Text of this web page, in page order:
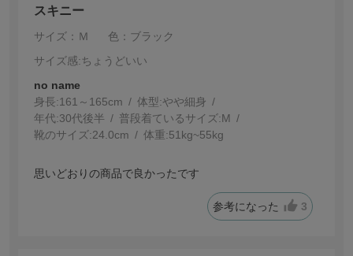
スキニー
サイズ：Ｍ
色：ブラック
サイズ感:ちょうどいい
no name
身長:161～165cm 体型:細身
年代:30代後半 普段着ているサイズ:M
靴のサイズ:24.0cm 体重:51kg~55kg
思いどおりの商品で良かったです
参考になった 3